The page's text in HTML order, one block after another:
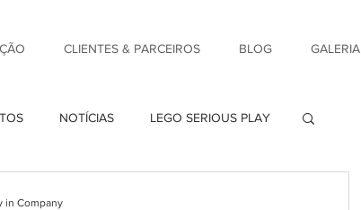
CLIENTES & PARCEIROS BLOG GALERIA
NOTÍCIAS LEGO SERIOUS PLAY
in Company